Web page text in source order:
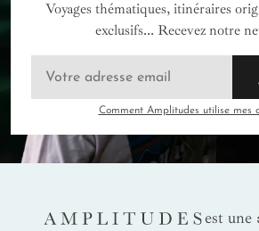
Voyages thématiques, itinéraires
exclusifs... Recevez notre
Comment Amplitudes utilise mes
AMPLITUDES
est une